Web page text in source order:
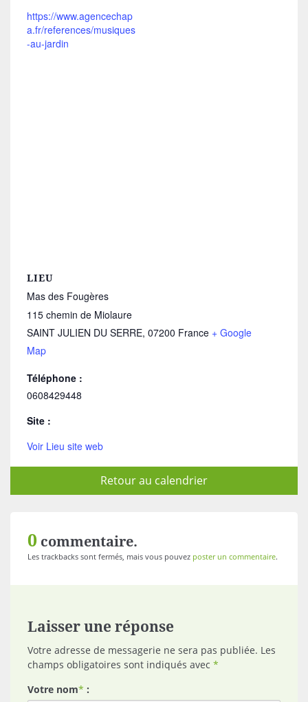
https://www.agencechap
a.fr/references/musiques
-au-jardin
LIEU
Mas des Fougères
115 chemin de Miolaure
SAINT JULIEN DU SERRE, 07200 France + Google
Map
Téléphone :
0608429448
Site :
Voir Lieu site web
Retour au calendrier
0 commentaire.
Les trackbacks sont fermés, mais vous pouvez poster un commentaire.
Laisser une réponse
Votre adresse de messagerie ne sera pas publiée. Les
champs obligatoires sont indiqués avec *
Votre nom* :